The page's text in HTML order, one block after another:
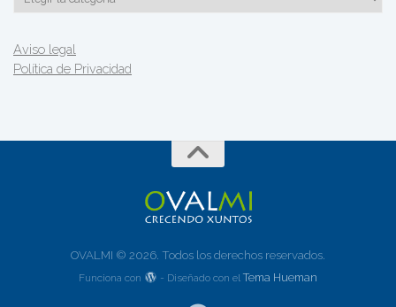
Aviso legal
Política de Privacidad
OVALMI © 2026. Todos los derechos reservados.
Funciona con - Diseñado con elTema Hueman